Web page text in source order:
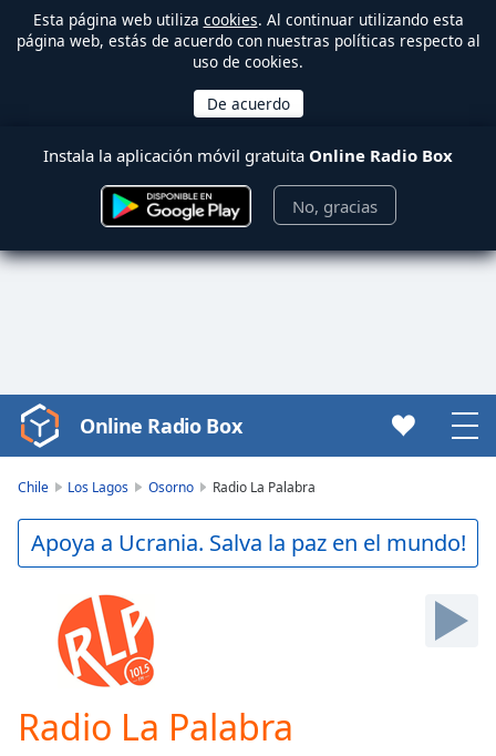
Esta página web utiliza cookies. Al continuar utilizando esta
página web, estás de acuerdo con nuestras políticas respecto al
uso de cookies.
Instala la aplicación móvil gratuita Online Radio Box
No, gracias
Video
Player
Play
Video
Backward
Current
Time0:00
Online Radio Box
Chile Los Lagos Osorno Radio La Palabra
Apoya a Ucrania. Salva la paz en el mundo!
Radio La Palabra